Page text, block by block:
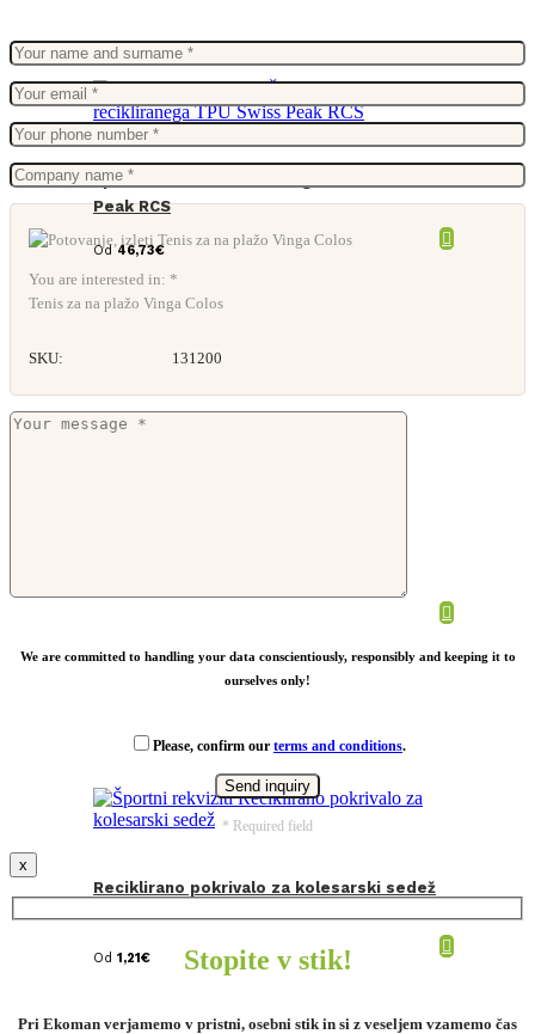
Športna ura iz recikliranega TPU Swiss
Peak RCS
Od46,73€
Reciklirano pokrivalo za kolesarski sedež
Od 1,21€
You are interested in: *
Tenis za na plažo Vinga Colos
SKU: 131200
We are committed to handling your data conscientiously, responsibly and keeping it to
ourselves only!
Please, confirm our terms and conditions.
* Required field
x
Stopite v stik!
Pri Ekoman verjamemo v pristni, osebni stik in si z veseljem vzamemo čas